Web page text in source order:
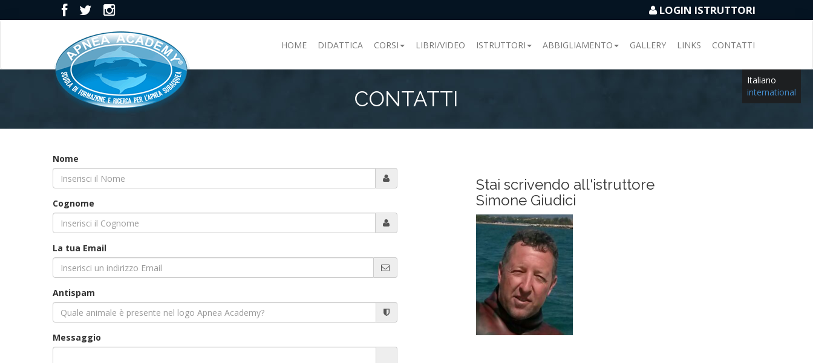
LOGIN ISTRUTTORI
HOME DIDATTICA CORSI LIBRI/VIDEO ISTRUTTORI ABBIGLIAMENTO GALLERY LINKS CONTATTI
Italiano
international
CONTATTI
Nome
Cognome
La tua Email
Antispam
Messaggio
Stai scrivendo all'istruttore
Simone Giudici